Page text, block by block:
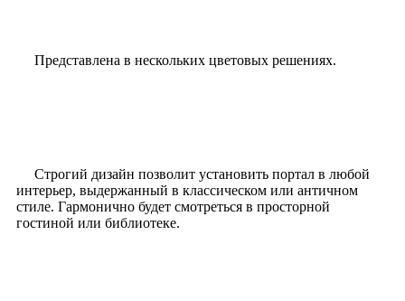
Представлена в нескольких цветовых решениях.
Строгий дизайн позволит установить портал в любой
интерьер, выдержанный в классическом или античном
стиле. Гармонично будет смотреться в просторной
гостиной или библиотеке.